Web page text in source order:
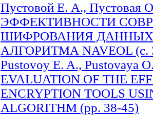
Пустовой Е. А.,
ЭФФЕКТИВНОСТИ
ШИФРОВАНИЯ
АЛГОРИТМА NAVEOL (c.
Pustovoy E. A., Pustovaya
EVALUATION OF THE
ENCRYPTION TOOLS
ALGORITHM (рр. 38-45)